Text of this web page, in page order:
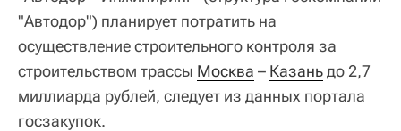
"Автодор") планирует потратить на
осуществление строительного контроля за
строительством трассы Москва – Казаньдо 2,7
миллиарда рублей, следует из данных портала
госзакупок.